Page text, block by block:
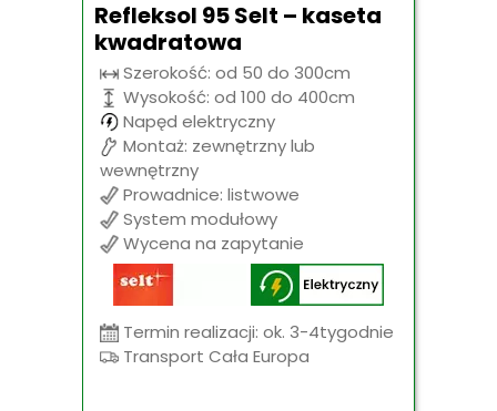
Refleksol 95 Selt – kaseta
kwadratowa
Szerokość: od 50 do 300cm
Wysokość: od 100 do 400cm
Napęd elektryczny
Montaż: zewnętrzny lub
wewnętrzny
Prowadnice: listwowe
System modułowy
Wycena na zapytanie
Termin realizacji: ok. 3-4tygodnie
Transport Cała Europa